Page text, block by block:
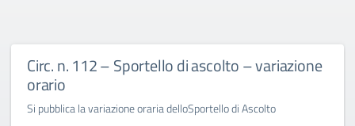
Circ. n. 112 – Sportello di ascolto – variazione
orario
Si pubblica la variazione oraria delloSportello di Ascolto